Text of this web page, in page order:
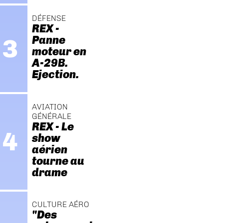
DÉFENSE
REX -
Panne
moteur en
A-29B.
Ejection.
AVIATION
GÉNÉRALE
REX - Le
show
aérien
tourne au
drame
CULTURE AÉRO
"Des